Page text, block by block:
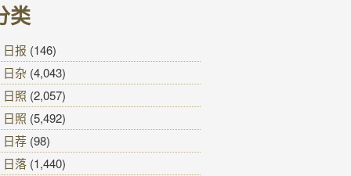
类
日报 (146)
日杂 (4,043)
日照 (2,057)
日照 (5,492)
日荐 (98)
日落 (1,440)